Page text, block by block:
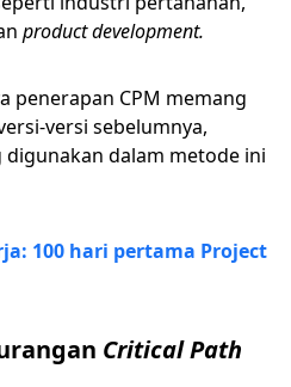
product development.
penerapan CPM memang
versi sebelumnya,
dalam metode ini
100 hari pertama Project
Critical Path